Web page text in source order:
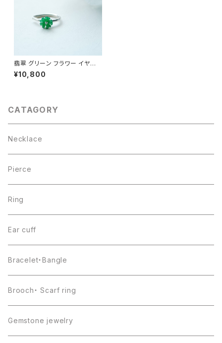
翡翠 グリーン フラワー イヤー
カフ シルバー925
¥10,800
CATAGORY
Necklace
Pierce
Ring
Ear cuff
Bracelet・Bangle
Brooch・ Scarf ring
Gemstone jewelry